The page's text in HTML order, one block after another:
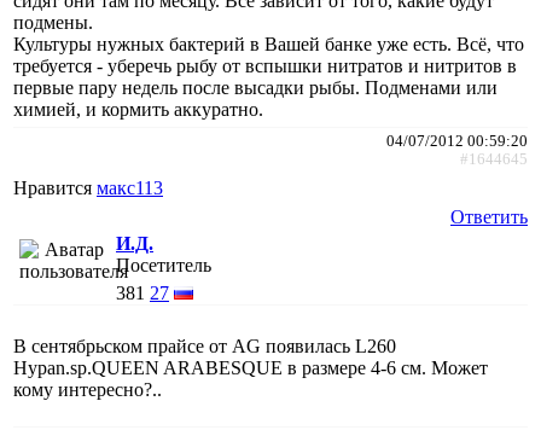
подмены.
Культуры нужных бактерий в Вашей банке уже есть. Всё, что
требуется - уберечь рыбу от вспышки нитратов и нитритов в
первые пару недель после высадки рыбы. Подменами или
химией, и кормить аккуратно.
04/07/2012 00:59:20
#1644645
Нравится макс113
Ответить
И.Д.
Посетитель
381 27
В сентябрьском прайсе от AG появилась L260
Hypan.sp.QUEEN ARABESQUE в размере 4-6 см. Может
кому интересно?..